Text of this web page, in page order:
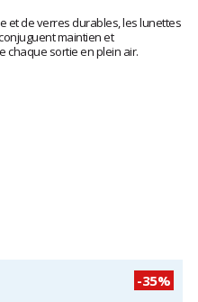
et de verres durables, les lunettes
maintien et
chaque sortie en plein air.
-35%